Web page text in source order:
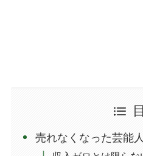
売れなくなった芸能